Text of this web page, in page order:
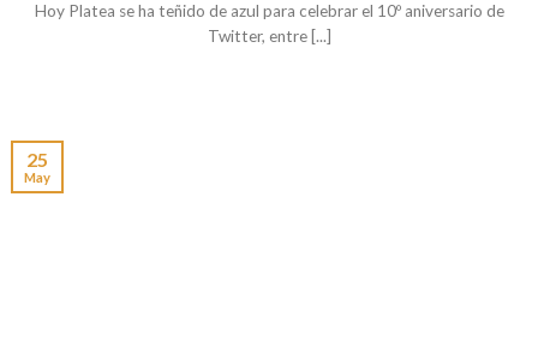
Hoy Platea se ha teñido de azul para celebrar el 10º aniversario de
Twitter, entre [...]
25
May